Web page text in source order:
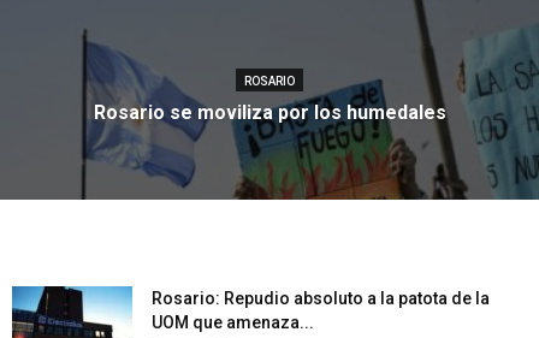
ROSARIO
Rosario se moviliza por los humedales
Rosario: Repudio absoluto a la patota de la
UOM que amenaza...